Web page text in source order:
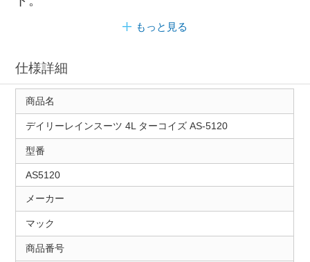
もっと見る
仕様詳細
商品名
デイリーレインスーツ 4L ターコイズ AS-5120
型番
AS5120
メーカー
マック
商品番号